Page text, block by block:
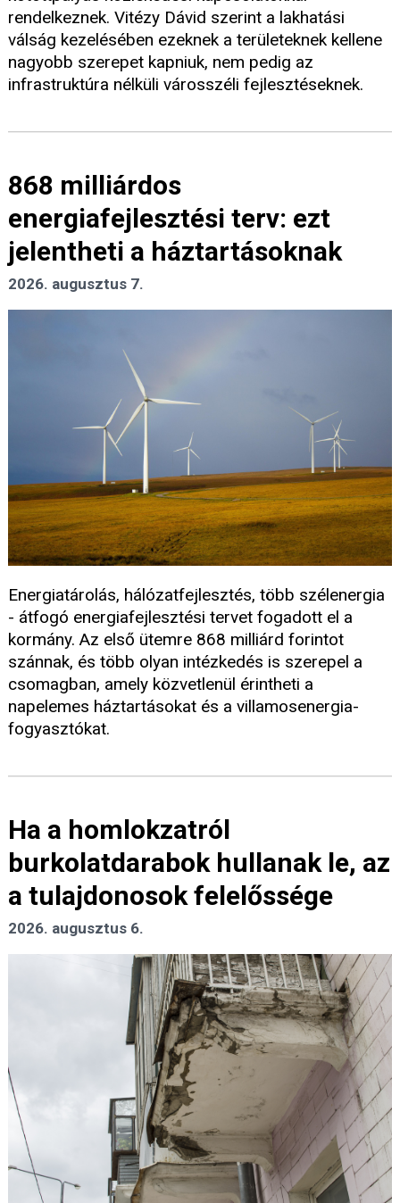
rendelkeznek. Vitézy Dávid szerint a lakhatási
válság kezelésében ezeknek a területeknek kellene
nagyobb szerepet kapniuk, nem pedig az
infrastruktúra nélküli városszéli fejlesztéseknek.
868 milliárdos
energiafejlesztési terv: ezt
jelentheti a háztartásoknak
2026. augusztus 7.
Energiatárolás, hálózatfejlesztés, több szélenergia
- átfogó energiafejlesztési tervet fogadott el a
kormány. Az első ütemre 868 milliárd forintot
szánnak, és több olyan intézkedés is szerepel a
csomagban, amely közvetlenül érintheti a
napelemes háztartásokat és a villamosenergia-
fogyasztókat.
Ha a homlokzatról
burkolatdarabok hullanak le, az
a tulajdonosok felelőssége
2026. augusztus 6.